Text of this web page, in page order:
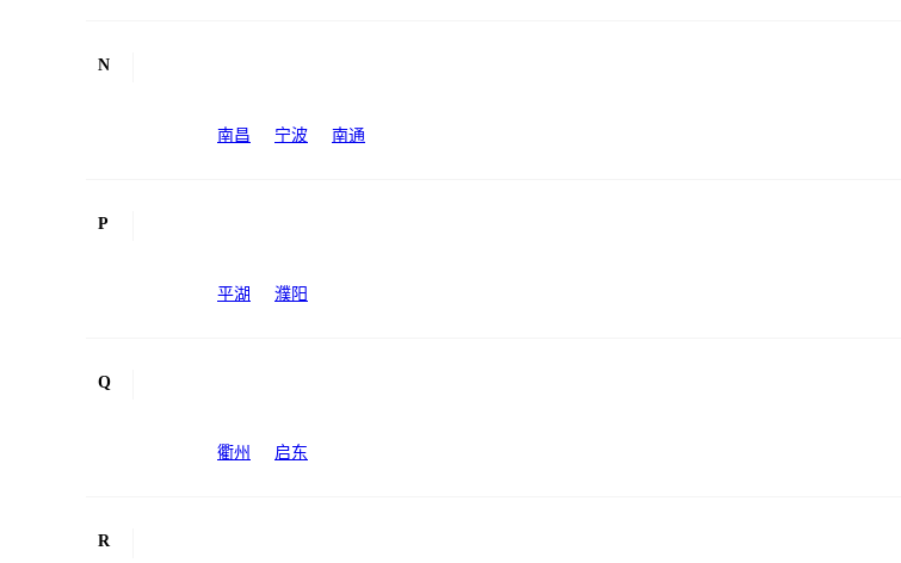
N
南昌 宁波 南通
P
平湖 濮阳
Q
衢州 启东
R